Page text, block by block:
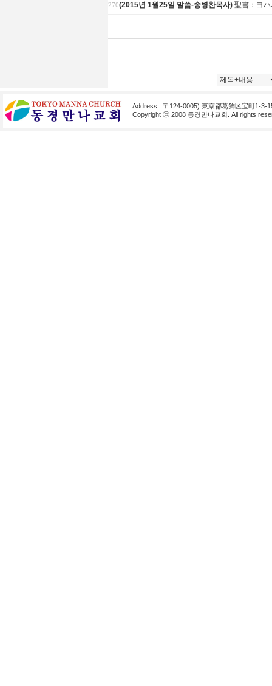
270(2015년 1월25일 말씀-송병찬목사) 聖書：ヨ
Address : 〒124-0005) 東京都葛飾区宝町1-3-
Copyright ⓒ 2008 동경만나교회. All rights